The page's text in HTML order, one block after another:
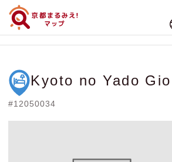
Kyoto no Yado
#12050034